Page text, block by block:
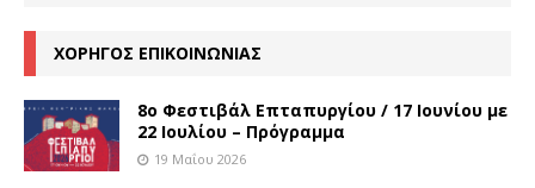
ΧΟΡΗΓΟΣ ΕΠΙΚΟΙΝΩΝΙΑΣ
8o Φεστιβάλ Επταπυργίου / 17 Ιουνίου με
22 Ιουλίου – Πρόγραμμα
19 Μαΐου 2026